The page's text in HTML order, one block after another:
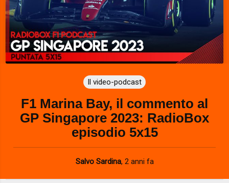
Il video-podcast
F1 Marina Bay, il commento al
GP Singapore 2023: RadioBox
episodio 5x15
Salvo Sardina, 2 anni fa